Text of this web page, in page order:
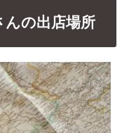
んの出店場所